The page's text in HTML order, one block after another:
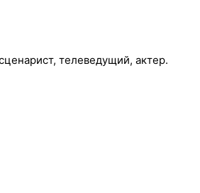
телеведущий, актер.